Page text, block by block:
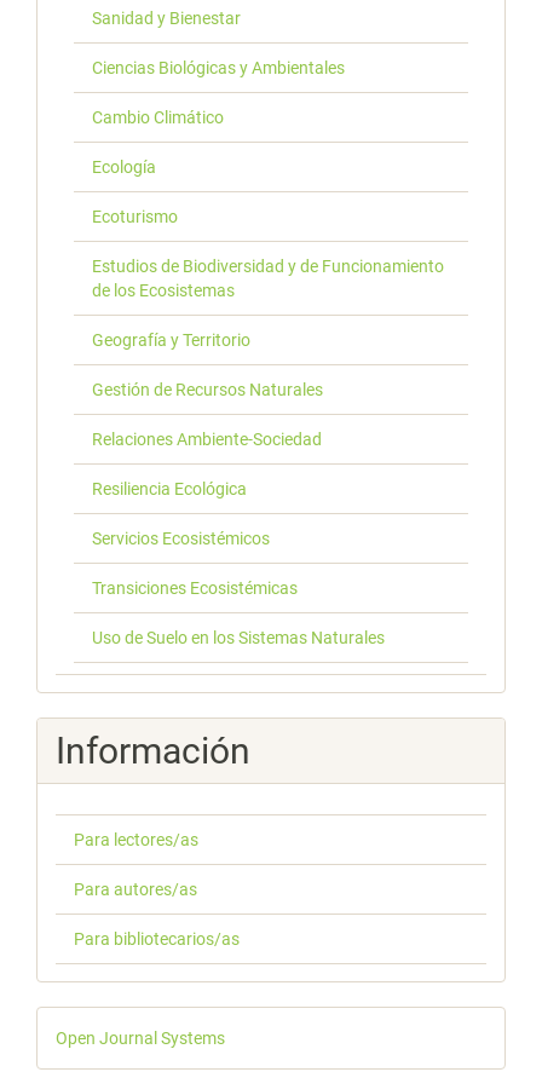
Sanidad y Bienestar
Ciencias Biológicas y Ambientales
Cambio Climático
Ecología
Ecoturismo
Estudios de Biodiversidad y de Funcionamiento
de los Ecosistemas
Geografía y Territorio
Gestión de Recursos Naturales
Relaciones Ambiente-Sociedad
Resiliencia Ecológica
Servicios Ecosistémicos
Transiciones Ecosistémicas
Uso de Suelo en los Sistemas Naturales
Información
Para lectores/as
Para autores/as
Para bibliotecarios/as
Desarrollado
Open Journal Systems